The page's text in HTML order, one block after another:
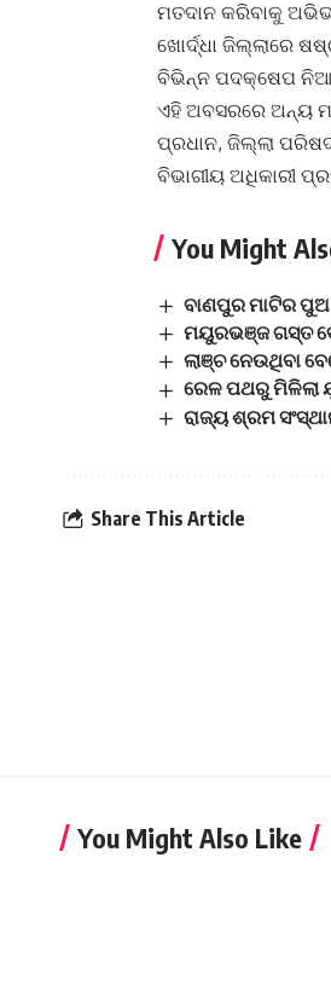
ମତଦାନ କରିବାକୁ
ଖୋର୍ଦ୍ଧା ଜିଲ୍ଲାରେ
ବିଭିନ୍ନ ପଦକ୍ଷେପ
ଏହି ଅବସରରେ ଅନ୍ୟ
ପ୍ରଧାନ, ଜିଲ୍ଲା
ବିଭାଗୀୟ ଅଧିକାରୀ
You Might
ବାଣପୁର ମାଟିର ପୁଅ
ମୟୁରଭଞ୍ଜ ଗସ୍ତ
ଲାଞ୍ଚ ନେଉଥିବା
ରେଳ ପଥରୁ ମିଳିଲା
ରାଜ୍ୟ ଶ୍ରମ
Share This Article
You Might Also Like